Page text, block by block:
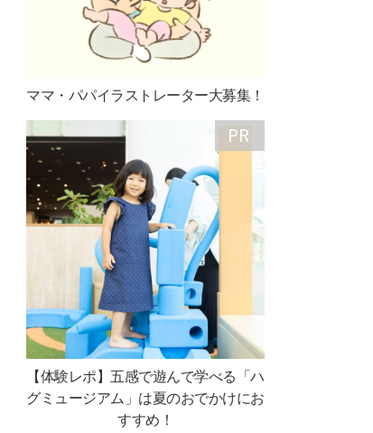
ママ・パパイラストレーター大募集！
【体験レポ】五感で遊んで学べる「ハ
グミュージアム」は夏のおでかけにお
すすめ！